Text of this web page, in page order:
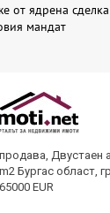
от ядрена
мандат
продава, Двустаен
m2 Бургас област,
65000 EUR